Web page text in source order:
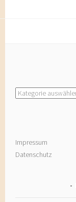
Kategorien
Impressum
Datenschutz